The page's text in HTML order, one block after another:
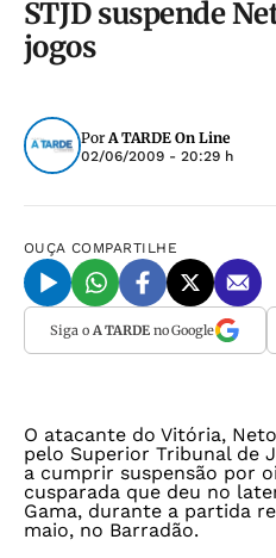
STJD suspende
jogos
PorA TARDE On Line
02/06/2009 - 20:29 h
OUÇA COMPARTILHE
Siga o A TARDEno Google
O atacante do Vitória,
pelo Superior Tribunal de
a cumprir suspensão por
cusparada que deu no
Gama, durante a partida
maio, no Barradão.